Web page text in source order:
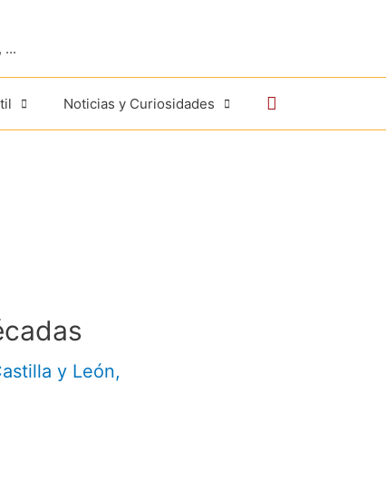
...
Noticias y Curiosidades Buscar
y León,